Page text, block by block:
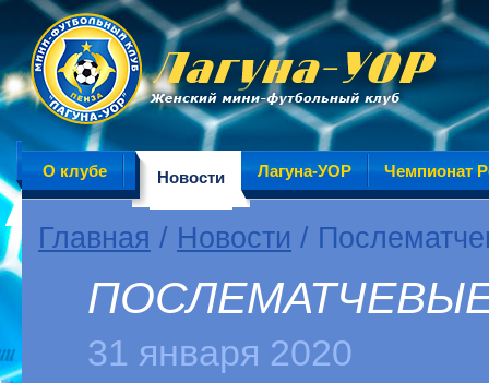
О клубе Новости Лагуна-УОР Чемпионат
Главная / Новости /
31 января 2020